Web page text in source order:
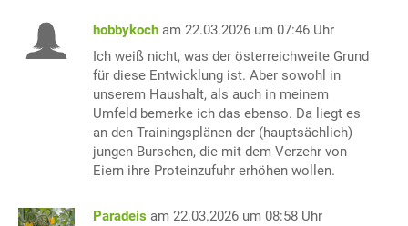
hobbykoch am 22.03.2026 um 07:46 Uhr
Ich weiß nicht, was der österreichweite Grund
für diese Entwicklung ist. Aber sowohl in
unserem Haushalt, als auch in meinem
Umfeld bemerke ich das ebenso. Da liegt es
an den Trainingsplänen der (hauptsächlich)
jungen Burschen, die mit dem Verzehr von
Eiern ihre Proteinzufuhr erhöhen wollen.
Paradeis am 22.03.2026 um 08:58 Uhr